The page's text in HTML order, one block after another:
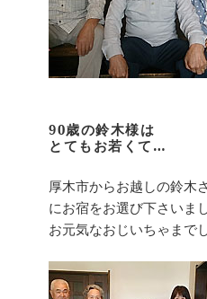
90歳の鈴木様は
とてもお若くて…
厚木市からお越しの鈴木
にお宿をお選び下さいま
お元気なおじいちゃまでし